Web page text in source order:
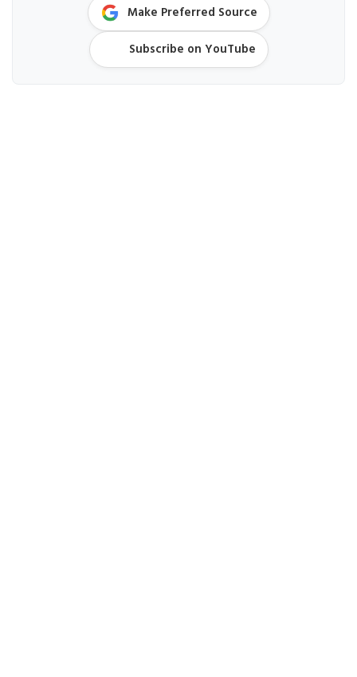
Make Preferred Source
Subscribe on YouTube